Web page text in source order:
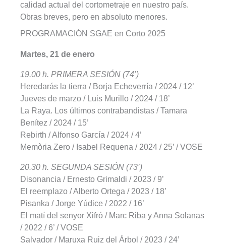
calidad actual del cortometraje en nuestro país.
Obras breves, pero en absoluto menores.
PROGRAMACIÓN SGAE en Corto 2025
Martes, 21 de enero
19.00 h. PRIMERA SESIÓN (74’)
Heredarás la tierra / Borja Echeverría / 2024 / 12’
Jueves de marzo / Luis Murillo / 2024 / 18’
La Raya. Los últimos contrabandistas / Tamara
Benítez / 2024 / 15’
Rebirth / Alfonso García / 2024 / 4’
Memòria Zero / Isabel Requena / 2024 / 25’ / VOSE
20.30 h. SEGUNDA SESIÓN (73’)
Disonancia / Ernesto Grimaldi / 2023 / 9’
El reemplazo / Alberto Ortega / 2023 / 18’
Pisanka / Jorge Yúdice / 2022 / 16’
El matí del senyor Xifró / Marc Riba y Anna Solanas
/ 2022 / 6’ / VOSE
Salvador / Maruxa Ruiz del Árbol / 2023 / 24’